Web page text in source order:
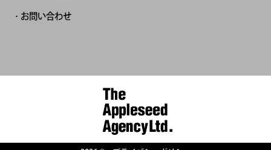
お問い合わせ